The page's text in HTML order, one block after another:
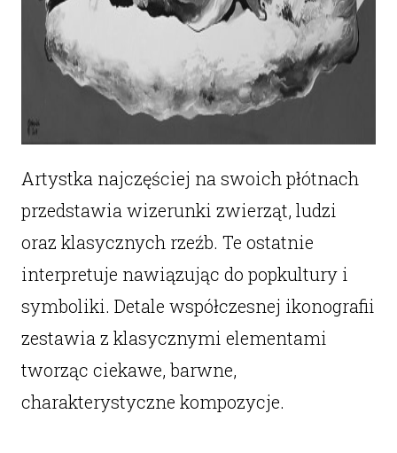
Artystka najczęściej na swoich płótnach
przedstawia wizerunki zwierząt, ludzi
oraz klasycznych rzeźb. Te ostatnie
interpretuje nawiązując do popkultury i
symboliki. Detale współczesnej ikonografii
zestawia z klasycznymi elementami
tworząc ciekawe, barwne,
charakterystyczne kompozycje.